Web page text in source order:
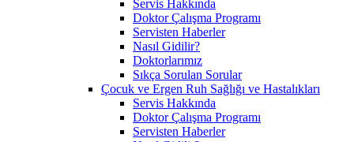
Servis Hakkında
Doktor Çalışma Programı
Servisten Haberler
Nasıl Gidilir?
Doktorlarımız
Sıkça Sorulan Sorular
Çocuk ve Ergen Ruh Sağlığı ve Hastalıkları
Servis Hakkında
Doktor Çalışma Programı
Servisten Haberler